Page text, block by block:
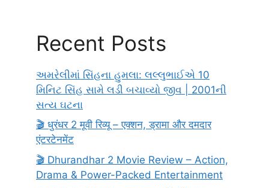
Recent Posts
અમરેલીમાં સિંહના હુમલા: લલ્લુભાઈએ 10
મિનિટ સિંહ સામે લડી બચાવ્યો જીવ | 2001ની
સત્ય ઘટના
🎬 धुरंधर 2 मूवी रिव्यू – एक्शन, ड्रामा और दमदार
एंटरटेनमेंट
🎬 Dhurandhar 2 Movie Review – Action,
Drama & Power-Packed Entertainment